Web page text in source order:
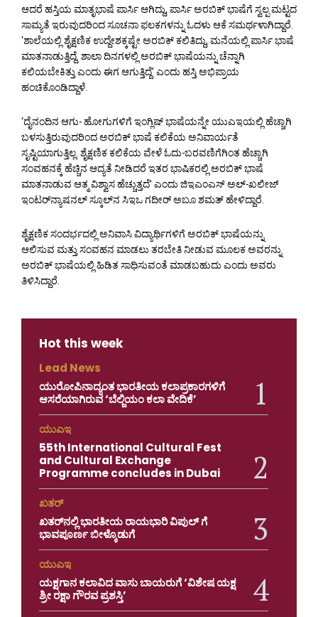
ಆದರೆ ಹಸ್ತಿಯ ಮಾತೃಭಾಷೆ ಪಾರ್ಸಿ ಆಗಿದ್ದು, ಪಾರ್ಸಿ ಅರಬಿಕ್ ಭಾಷೆಗೆ ಸ್ವಲ್ಪ ಮಟ್ಟದ
ಸಾಮ್ಯತೆ ಇರುವುದರಿಂದ ಸೂಚನಾ ಫಲಕಗಳನ್ನು ಓದಳು ಆಕೆ ಸಮರ್ಥಳಾಗಿದ್ದಾರೆ.
‘ಶಾಲೆಯಲ್ಲಿ ಶೈಕ್ಷಣಿಕ ಉದ್ದೇಶಕ್ಕಷ್ಟೇ ಅರಬಿಕ್ ಕಲಿತಿದ್ದು, ಮನೆಯಲ್ಲಿ ಪಾರ್ಸಿ ಭಾಷೆ
ಮಾತನಾಡುತ್ತಿದ್ದೆ. ಶಾಲಾ ದಿನಗಳಲ್ಲಿ ಅರಬಿಕ್ ಭಾಷೆಯನ್ನು ಚೆನ್ನಾಗಿ
ಕಲಿಯಬೇಕಿತ್ತು ಎಂದು ಈಗ ಆಗುತ್ತಿದ್ದೆ’ ಎಂದು ಹಸ್ತಿ ಅಭಿಪ್ರಾಯ
ಹಂಚಿಕೊಂಡಿದ್ದಾಳೆ.
‘ದೈನಂದಿನ ಆಗು- ಹೋಗುಗಳಿಗೆ ಇಂಗ್ಲಿಷ್ ಭಾಷೆಯನ್ನೇ ಯುಎಇಯಲ್ಲಿ ಹೆಚ್ಚಾಗಿ
ಬಳಸುತ್ತಿರುವುದರಿಂದ ಅರಬಿಕ್ ಭಾಷೆ ಕಲಿಕೆಯ ಅನಿವಾರ್ಯತೆ
ಸೃಷ್ಟಿಯಾಗುತ್ತಿಲ್ಲ. ಶೈಕ್ಷಣಿಕ ಕಲಿಕೆಯ ವೇಳೆ ಓದು-ಬರವಣಿಗೆಗಿಂತ ಹೆಚ್ಚಾಗಿ
ಸಂವಹನಕ್ಕೆ ಹೆಚ್ಚಿನ ಆದ್ಯತೆ ನೀಡಿದರೆ ಇತರ ಭಾಷಿಕರಲ್ಲಿ ಅರಬಿಕ್ ಭಾಷೆ
ಮಾತನಾಡುವ ಆತ್ಮ ವಿಶ್ವಾಸ ಹೆಚ್ಚುತ್ತದೆ’ ಎಂದು ಜಿಇಎಂಎಸ್ ಅಲ್-ಖಲೀಜ್
ಇಂಟರ್‌ನ್ಯಾಷನಲ್ ಸ್ಕೂಲ್‌ನ ಸಿಇಒ ಗದೀರ್ ಅಬೂ ಶಮತ್ ಹೇಳಿದ್ದಾರೆ.
ಶೈಕ್ಷಣಿಕ ಸಂದರ್ಭದಲ್ಲಿ ಅನಿವಾಸಿ ವಿದ್ಯಾರ್ಥಿಗಳಿಗೆ ಅರಬಿಕ್ ಭಾಷೆಯನ್ನು
ಆಲಿಸುವ ಮತ್ತು ಸಂವಹನ ಮಾಡಲು ತರಬೇತಿ ನೀಡುವ ಮೂಲಕ ಅವರನ್ನು
ಅರಬಿಕ್ ಭಾಷೆಯಲ್ಲಿ ಹಿಡಿತ ಸಾಧಿಸುವಂತೆ ಮಾಡಬಹುದು ಎಂದು ಅವರು
ತಿಳಿಸಿದ್ದಾರೆ.
Hot this week
Lead News
ಯುರೋಪಿನಾದ್ಯಂತ ಭಾರತೀಯ ಕಲಾಪ್ರಕಾರಗಳಿಗೆ
ಆಸರೆಯಾಗಿರುವ ‘ಬೆಲ್ಜಿಯಂ ಕಲಾ ವೇದಿಕೆ’
ಯುಎಇ
55th International Cultural Fest
and Cultural Exchange
Programme concludes in Dubai
ಖತರ್
ಖತರ್‌ನಲ್ಲಿ ಭಾರತೀಯ ರಾಯಭಾರಿ ವಿಪುಲ್ ಗೆ
ಭಾವಪೂರ್ಣ ಬೀಳ್ಕೊಡುಗೆ
ಯುಎಇ
ಯಕ್ಷಗಾನ ಕಲಾವಿದ ವಾಸು ಬಾಯರುಗೆ ‘ವಿಶೇಷ ಯಕ್ಷ
ಶ್ರೀ ರಕ್ಷಾ ಗೌರವ ಪ್ರಶಸ್ತಿ’